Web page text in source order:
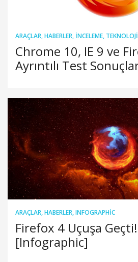
ARAÇLAR,HABERLER, İNCELEME, TEKNOLOJI
Chrome 10, IE 9 ve
Ayrıntılı Test
ARAÇLAR,HABERLER,INFOGRAPHIC
Firefox 4 Uçuşa Geçti!
[Infographic]